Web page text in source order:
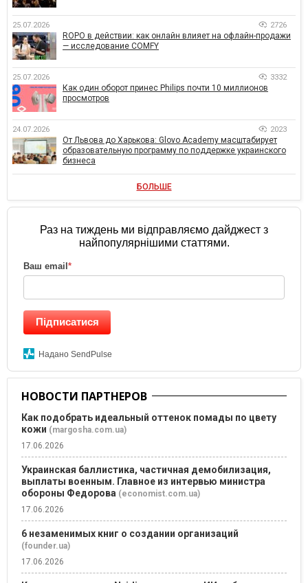
25.07.2026 2726
ROPO в действии: как онлайн влияет на офлайн-продажи
— исследование COMFY
25.07.2026 3332
Как один оборот принес Philips почти 10 миллионов
просмотров
24.07.2026 2023
От Львова до Харькова: Glovo Academy масштабирует
образовательную программу по поддержке украинского
бизнеса
БОЛЬШЕ
Раз на тиждень ми відправляємо дайджест з
найпопулярнішими статтями.
Ваш email*
Підписатися
Надано SendPulse
НОВОСТИ ПАРТНЕРОВ
Как подобрать идеальный оттенок помады по цвету
кожи (margosha.com.ua)
17.06.2026
Украинская баллистика, частичная демобилизация,
выплаты военным. Главное из интервью министра
обороны Федорова (economist.com.ua)
17.06.2026
6 незаменимых книг о создании организаций
(founder.ua)
17.06.2026